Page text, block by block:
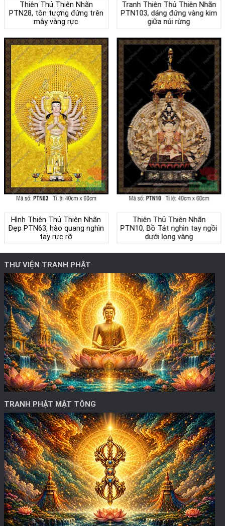
Thiên Thủ Thiên Nhãn
PTN28, tôn tượng đứng trên
mây vàng rực
Tranh Thiên Thủ Thiên Nhãn
PTN103, dáng đứng vàng kim
giữa núi rừng
Hình Thiên Thủ Thiên Nhãn
Đẹp PTN63, hào quang nghìn
tay rực rỡ
Thiên Thủ Thiên Nhãn
PTN10, Bồ Tát nghìn tay ngồi
dưới lọng vàng
THƯ VIỆN TRANH PHẬT
TRANH PHẬT MẬT TÔNG